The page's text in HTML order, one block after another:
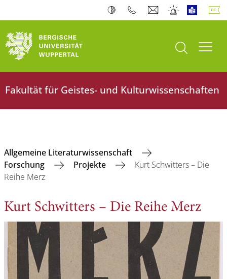
Suche öffnen
Fakultät für Geistes- und Kulturwissenschaften
Allgemeine Literaturwissenschaft
Forschung
Projekte
Kurt Schwitters – Die
Reihe Merz
Kurt Schwitters – Die Reihe Merz